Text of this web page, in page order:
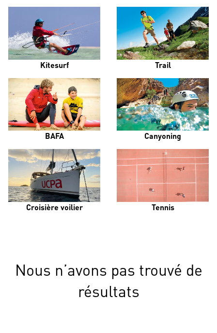
Kitesurf Trail
BAFA Canyoning
Croisière voilier Tennis
Nous n’avons pas trouvé de
résultats